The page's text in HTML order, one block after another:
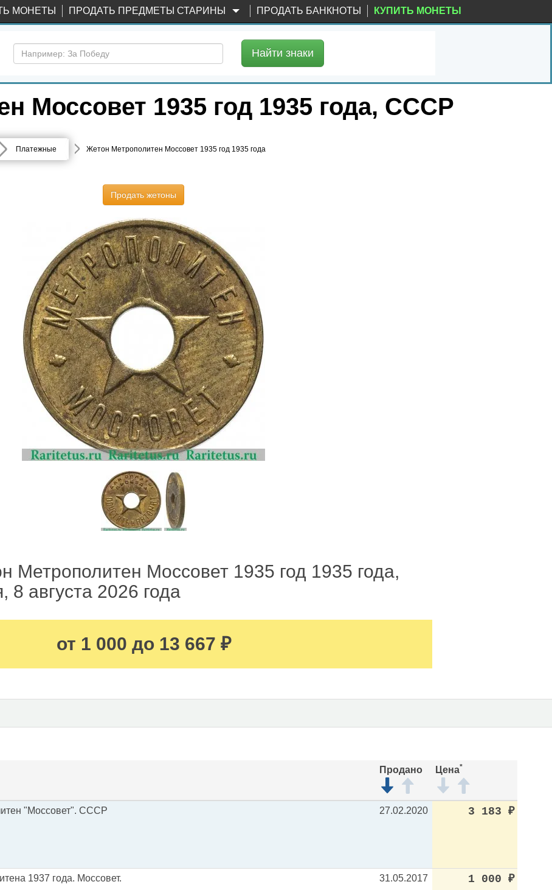
МОНЕТЫ ПРОДАТЬ ПРЕДМЕТЫ СТАРИНЫ ПРОДАТЬ БАНКНОТЫ КУПИТЬ МОНЕТЫ
Найти знаки
Моссовет 1935 год 1935 года, СССР
Платежные Жетон Метрополитен Моссовет 1935 год 1935 года
Продать жетоны
Метрополитен Моссовет 1935 год 1935 года,
августа 2026 года
от 1 000 до 13 667 ₽
Продано Цена*
"Моссовет". СССР 27.02.2020 3 183 ₽
1937 года. Моссовет. 31.05.2017 1 000 ₽